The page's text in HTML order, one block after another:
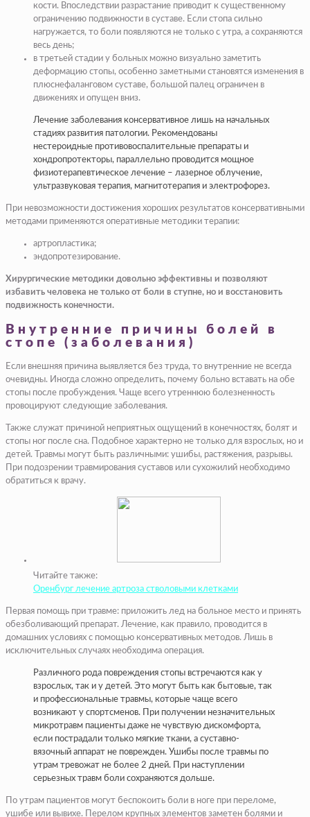
кости. Впоследствии разрастание приводит к существенному
ограничению подвижности в суставе. Если стопа сильно
нагружается, то боли появляются не только с утра, а сохраняются
весь день;
в третьей стадии у больных можно визуально заметить
деформацию стопы, особенно заметными становятся изменения в
плюснефаланговом суставе, большой палец ограничен в
движениях и опущен вниз.
Лечение заболевания консервативное лишь на начальных
стадиях развития патологии. Рекомендованы
нестероидные противовоспалительные препараты и
хондропротекторы, параллельно проводится мощное
физиотерапевтическое лечение – лазерное облучение,
ультразвуковая терапия, магнитотерапия и электрофорез.
При невозможности достижения хороших результатов консервативными
методами применяются оперативные методики терапии:
артропластика;
эндопротезирование.
Хирургические методики довольно эффективны и позволяют
избавить человека не только от боли в ступне, но и восстановить
подвижность конечности.
Внутренние причины болей в
стопе (заболевания)
Если внешняя причина выявляется без труда, то внутренние не всегда
очевидны. Иногда сложно определить, почему больно вставать на обе
стопы после пробуждения. Чаще всего утреннюю болезненность
провоцируют следующие заболевания.
Также служат причиной неприятных ощущений в конечностях, болят и
стопы ног после сна. Подобное характерно не только для взрослых, но и
детей. Травмы могут быть различными: ушибы, растяжения, разрывы.
При подозрении травмирования суставов или сухожилий необходимо
обратиться к врачу.
Читайте также:
Оренбург лечение артроза стволовыми клетками
Первая помощь при травме: приложить лед на больное место и принять
обезболивающий препарат. Лечение, как правило, проводится в
домашних условиях с помощью консервативных методов. Лишь в
исключительных случаях необходима операция.
Различного рода повреждения стопы встречаются как у
взрослых, так и у детей. Это могут быть как бытовые, так
и профессиональные травмы, которые чаще всего
возникают у спортсменов. При получении незначительных
микротравм пациенты даже не чувствую дискомфорта,
если пострадали только мягкие ткани, а суставно-
вязочный аппарат не поврежден. Ушибы после травмы по
утрам тревожат не более 2 дней. При наступлении
серьезных травм боли сохраняются дольше.
По утрам пациентов могут беспокоить боли в ноге при переломе,
ушибе или вывихе. Перелом крупных элементов заметен болями и